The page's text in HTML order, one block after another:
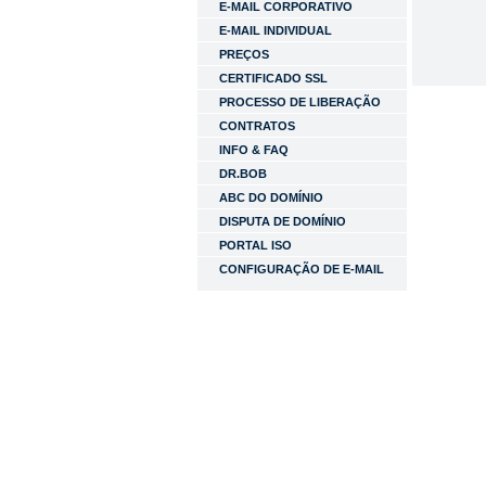
E-MAIL CORPORATIVO
E-MAIL INDIVIDUAL
PREÇOS
CERTIFICADO SSL
PROCESSO DE LIBERAÇÃO
CONTRATOS
INFO & FAQ
DR.BOB
ABC DO DOMÍNIO
DISPUTA DE DOMÍNIO
PORTAL ISO
CONFIGURAÇÃO DE E-MAIL